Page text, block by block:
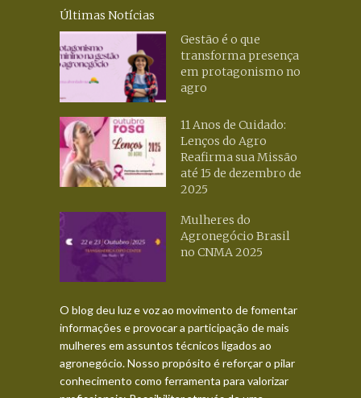
Últimas Notícias
Gestão é o que
transforma presença
em protagonismo no
agro
11 Anos de Cuidado:
Lenços do Agro
Reafirma sua Missão
até 15 de dezembro de
2025
Mulheres do
Agronegócio Brasil
no CNMA 2025
O blog deu luz e voz ao movimento de fomentar
informações e provocar a participação de mais
mulheres em assuntos técnicos ligados ao
agronegócio. Nosso propósito é reforçar o pilar
conhecimento como ferramenta para valorizar